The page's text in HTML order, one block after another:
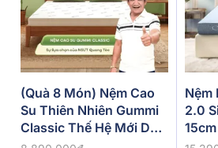
(Quà 8 Món) Nệm Cao
Su Thiên Nhiên Gummi
Classic Thế Hệ Mới Dày
5/10/15cm
Nệm
2.0
15cm